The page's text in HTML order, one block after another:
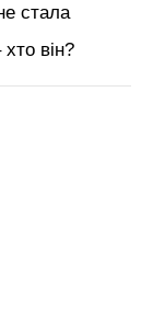
стала
він?